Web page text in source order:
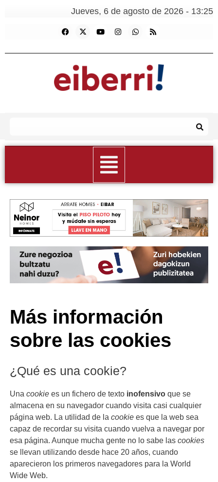
Jueves, 6 de agosto de 2026 - 13:25
Más información
sobre las cookies
¿Qué es una cookie?
Una cookie es un fichero de texto inofensivo que se
almacena en su navegador cuando visita casi cualquier
página web. La utilidad de la cookie es que la web sea
capaz de recordar su visita cuando vuelva a navegar por
esa página. Aunque mucha gente no lo sabe las cookies
se llevan utilizando desde hace 20 años, cuando
aparecieron los primeros navegadores para la World
Wide Web.